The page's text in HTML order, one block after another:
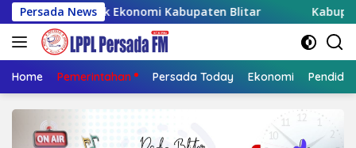
Langsung
ke
konten
Persada NewsEkonomi Kabupaten Blitar Kabupaten Blitar
Home Pemerintahan Persada Today Ekonomi